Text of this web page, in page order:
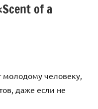
of a
молодому человеку,
даже если не